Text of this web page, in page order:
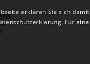
erklären Sie sich
Für